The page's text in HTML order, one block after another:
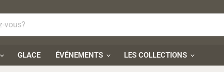
GLACE ÉVÉNEMENTS LES COLLECTIONS